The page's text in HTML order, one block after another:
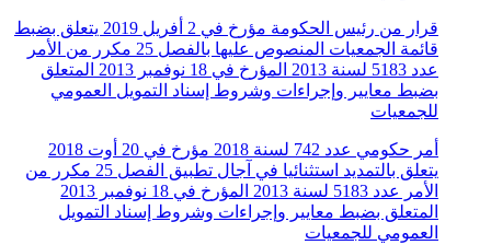
قرار من رئيس الحكومة مؤرخ في 2 أفريل 2019 يتعلق بضبط
قائمة الجمعيات المنصوص عليها بالفصل 25 مكرر من الأمر
عدد 5183 لسنة 2013 المؤرخ في 18 نوفمبر 2013 المتعلق
بضبط معايير وإجراءات وشروط إسناد التمويل العمومي
للجمعيات
أمر حكومي عدد 742 لسنة 2018 مؤرخ في 20 أوت 2018
يتعلق بالتمديد استثنائيا في آجال تطبيق الفصل 25 مكرر من
الأمر عدد 5183 لسنة 2013 المؤرخ في 18 نوفمبر 2013
المتعلق بضبط معايير وإجراءات وشروط إسناد التمويل
العمومي للجمعيات